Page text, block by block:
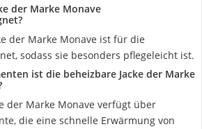
der Marke Monave
der Marke Monave ist für die
sodass sie besonders pflegeleicht ist.
ist die beheizbare Jacke der Marke
der Marke Monave verfügt über
die eine schnelle Erwärmung von